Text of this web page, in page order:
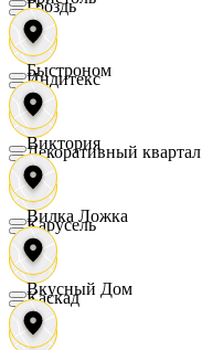
Гроздь
Индитекс
Декоративный квартал
Карусель
Каскад
Быстроном
Виктория
Вилка Ложка
Вкусный Дом